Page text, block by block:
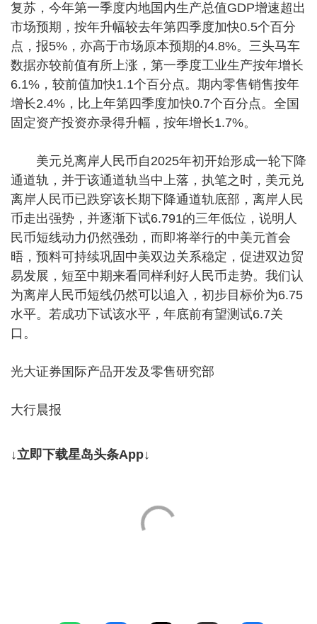
复苏，今年第一季度内地国内生产总值GDP增速超出
市场预期，按年升幅较去年第四季度加快0.5个百分
点，报5%，亦高于市场原本预期的4.8%。三头马车
数据亦较前值有所上涨，第一季度工业生产按年增长
6.1%，较前值加快1.1个百分点。期内零售销售按年
增长2.4%，比上年第四季度加快0.7个百分点。全国
固定资产投资亦录得升幅，按年增长1.7%。
美元兑离岸人民币自2025年初开始形成一轮下降
通道轨，并于该通道轨当中上落，执笔之时，美元兑
离岸人民币已跌穿该长期下降通道轨底部，离岸人民
币走出强势，并逐渐下试6.791的三年低位，说明人
民币短线动力仍然强劲，而即将举行的中美元首会
晤，预料可持续巩固中美双边关系稳定，促进双边贸
易发展，短至中期来看同样利好人民币走势。我们认
为离岸人民币短线仍然可以追入，初步目标价为6.75
水平。若成功下试该水平，年底前有望测试6.7关
口。
光大证券国际产品开发及零售研究部
大行晨报
↓立即下载星岛头条App↓